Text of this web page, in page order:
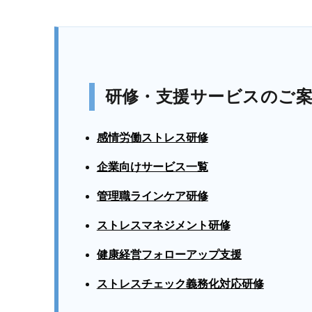
研修・支援サービスのご
感情労働ストレス研修
企業向けサービス一覧
管理職ラインケア研修
ストレスマネジメント研修
健康経営フォローアップ支援
ストレスチェック義務化対応研修